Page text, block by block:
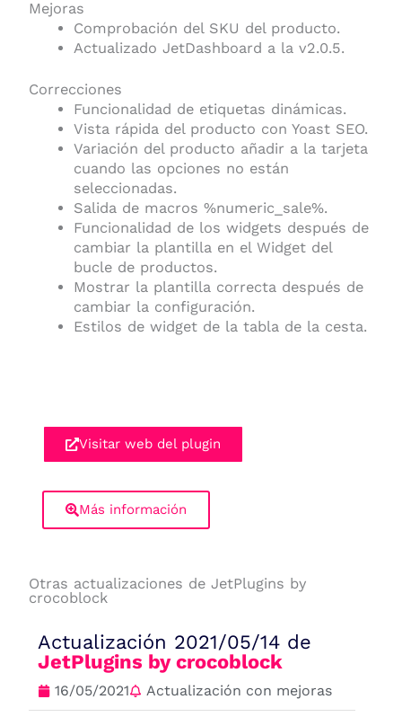
Mejoras
Comprobación del SKU del producto.
Actualizado JetDashboard a la v2.0.5.
Correcciones
Funcionalidad de etiquetas dinámicas.
Vista rápida del producto con Yoast SEO.
Variación del producto añadir a la tarjeta
cuando las opciones no están
seleccionadas.
Salida de macros %numeric_sale%.
Funcionalidad de los widgets después de
cambiar la plantilla en el Widget del
bucle de productos.
Mostrar la plantilla correcta después de
cambiar la configuración.
Estilos de widget de la tabla de la cesta.
Visitar web del plugin
Más información
Otras actualizaciones de JetPlugins by
crocoblock
Actualización 2021/05/14 de
JetPlugins by crocoblock
16/05/2021 Actualización con mejoras